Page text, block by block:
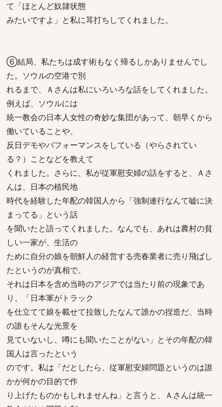
て「ほとんど奴隷状態
みたいですよ」と私に耳打ちしてくれました。
⑥結局、私たちは成す術もなく帰るしかありませんでし
た。ソウルの空港で別
れるまで、Ａさんは私にいろいろな話をしてくれました。
例えば、ソウルには
統一教会の日本人女性の奇妙な集団があって、朝早くから
働いていることや、
反日デモやパフォーマンスをしている（やらされてい
る？）ことなどを教えて
くれました。さらに、私が従軍慰安婦の話をすると、Ａさ
んは、日本の植民地
時代を経験した年配の韓国人から「強制連行なんて嘘に決
まってる」という話
を聞いたと語ってくれました。なんでも、あれは農村の貧
しい一家が、生活の
ために自分の娘を朝鮮人の経営する売春業者に売り飛ばし
たというのが真相で、
それは日本を含め当時のアジアでは当たり前の現象であ
り、「日本軍がトラック
を仕立てて娘を載せて拉致したなんて誰かの捏造だ、当時
の誰もそんな光景を
見ていないし、噂にも聞いたことがない」とその年配の韓
国人は言ったという
のです。私は「だとしたら、従軍慰安婦問題というのは誰
かが何かの目的で作
り上げたものかもしれませんね」と言うと、Ａさんは統一